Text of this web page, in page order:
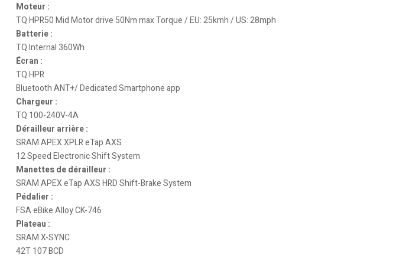
Moteur :
TQ HPR50 Mid Motor drive 50Nm max Torque / EU: 25kmh / US: 28mph
Batterie :
TQ Internal 360Wh
Écran :
TQ HPR
Bluetooth ANT+/ Dedicated Smartphone app
Chargeur :
TQ 100-240V-4A
Dérailleur arrière :
SRAM APEX XPLR eTap AXS
12 Speed Electronic Shift System
Manettes de dérailleur :
SRAM APEX eTap AXS HRD Shift-Brake System
Pédalier :
FSA eBike Alloy CK-746
Plateau :
SRAM X-SYNC
42T 107 BCD